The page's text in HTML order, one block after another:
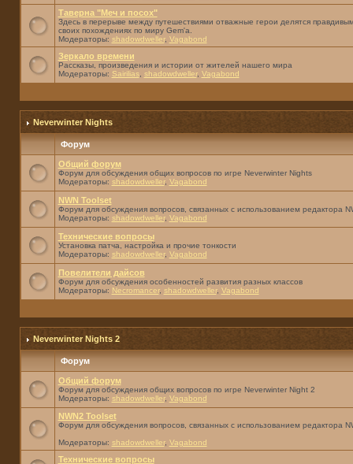
Таверна "Меч и посох"
Здесь в перерыве между путешествиями отважные герои делятся
своих похождениях по миру Gem'а.
Модераторы: shadowdweller, Vagabond
Зеркало времени
Рассказы, произведения и истории от жителей нашего мира
Модераторы: Sairilias, shadowdweller, Vagabond
Neverwinter Nights
Форум
Общий форум
Форум для обсуждения общих вопросов по игре Neverwinter Nights
Модераторы: shadowdweller, Vagabond
NWN Toolset
Форум для обсуждения вопросов, связанных с использованием редактора
Модераторы: shadowdweller, Vagabond
Технические вопросы
Установка патча, настройка и прочие тонкости
Модераторы: shadowdweller, Vagabond
Повелители дайсов
Форум для обсуждения особенностей развития разных классов
Модераторы: Necromancer, shadowdweller, Vagabond
Neverwinter Nights 2
Форум
Общий форум
Форум для обсуждения общих вопросов по игре Neverwinter Night 2
Модераторы: shadowdweller, Vagabond
NWN2 Toolset
Форум для обсуждения вопросов, связанных с использованием редактора
Модераторы: shadowdweller, Vagabond
Технические вопросы